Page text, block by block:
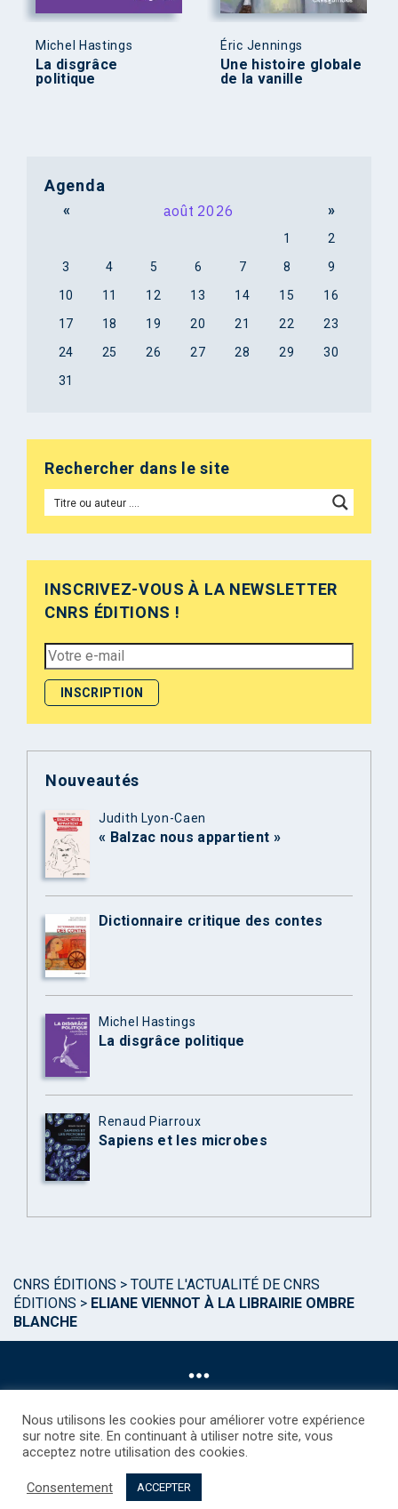
Michel Hastings
La disgrâce
politique
Éric Jennings
Une histoire globale
de la vanille
Agenda
« août 2026 »
1
2
3
4 5 6 7 8
9
10
11 12 13 14 15
16
17
18 19 20 21 22
23
24
25 26 27 28 29
30
31
Rechercher dans le site
INSCRIVEZ-VOUS À LA NEWSLETTER
CNRS ÉDITIONS !
Nouveautés
Judith Lyon-Caen
« Balzac nous appartient »
Dictionnaire critique des contes
Michel Hastings
La disgrâce politique
Renaud Piarroux
Sapiens et les microbes
CNRS ÉDITIONS > TOUTE L'ACTUALITÉ DE CNRS
ÉDITIONS > ELIANE VIENNOT À LA LIBRAIRIE OMBRE
BLANCHE
©CNRS EDITIONS 2025
Droits étrangers / Foreign rights
Nous utilisons les cookies pour améliorer votre expérience
sur notre site. En continuant à utiliser notre site, vous
acceptez notre utilisation des cookies.
Consentement ACCEPTER